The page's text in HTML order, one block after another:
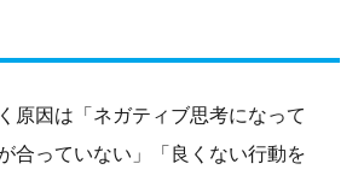
原因は「ネガティブ思考になって
合っていない」「良くない行動を